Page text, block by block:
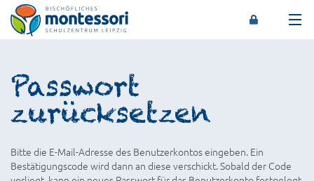
Montessori-Schulzentrum Leipzig
Passwort
zurücksetzen
Bitte die E-Mail-Adresse des Benutzerkontos eingeben. Ein
Bestätigungscode wird dann an diese verschickt. Sobald der Code